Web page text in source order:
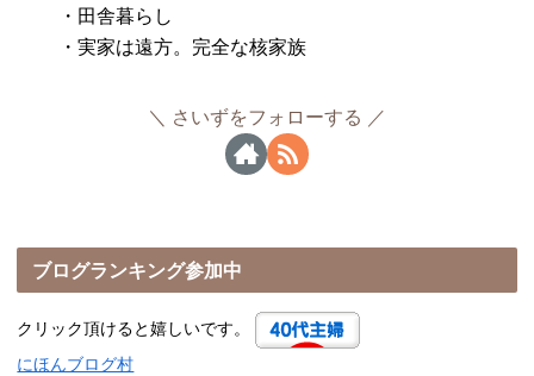
・田舎暮らし
・実家は遠方。完全な核家族
さいずをフォローする
ブログランキング参加中
クリック頂けると嬉しいです。
にほんブログ村